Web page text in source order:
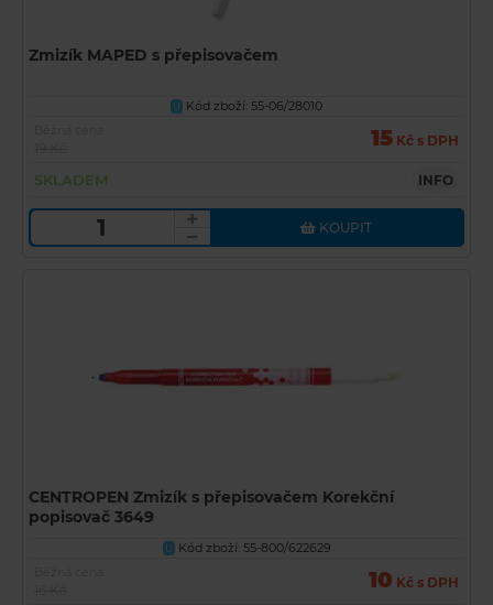
Zmizík MAPED s přepisovačem
U
Kód zboží: 55-06/28010
15 Kč s DPH
SKLADEM INFO
KOUPIT
CENTROPEN Zmizík s přepisovačem Korekční
popisovač 3649
U Kód zboží: 55-800/622629
10 Kč s DPH